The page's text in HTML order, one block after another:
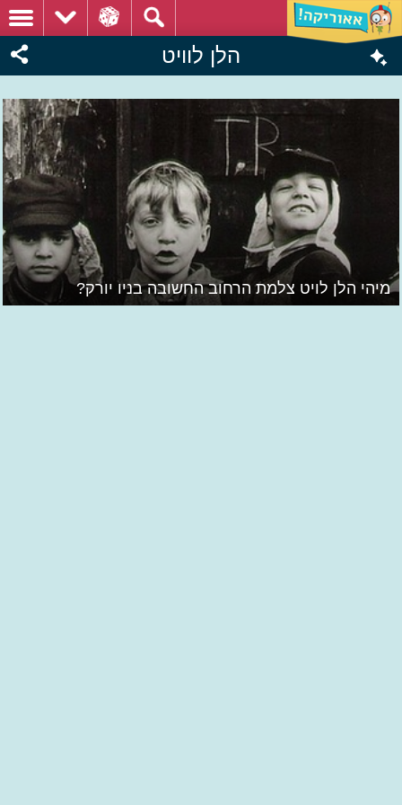
הלן לוויט
מיהי הלן לויט צלמת הרחוב החשובה בניו יורק?